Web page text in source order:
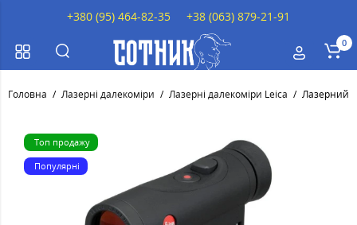
0
Головна Лазерні далекоміри Лазерні далекоміри Leica Лазерний
Топ продажу
Популярні
+380 (95) 464-82-35 +38 (063) 879-21-91